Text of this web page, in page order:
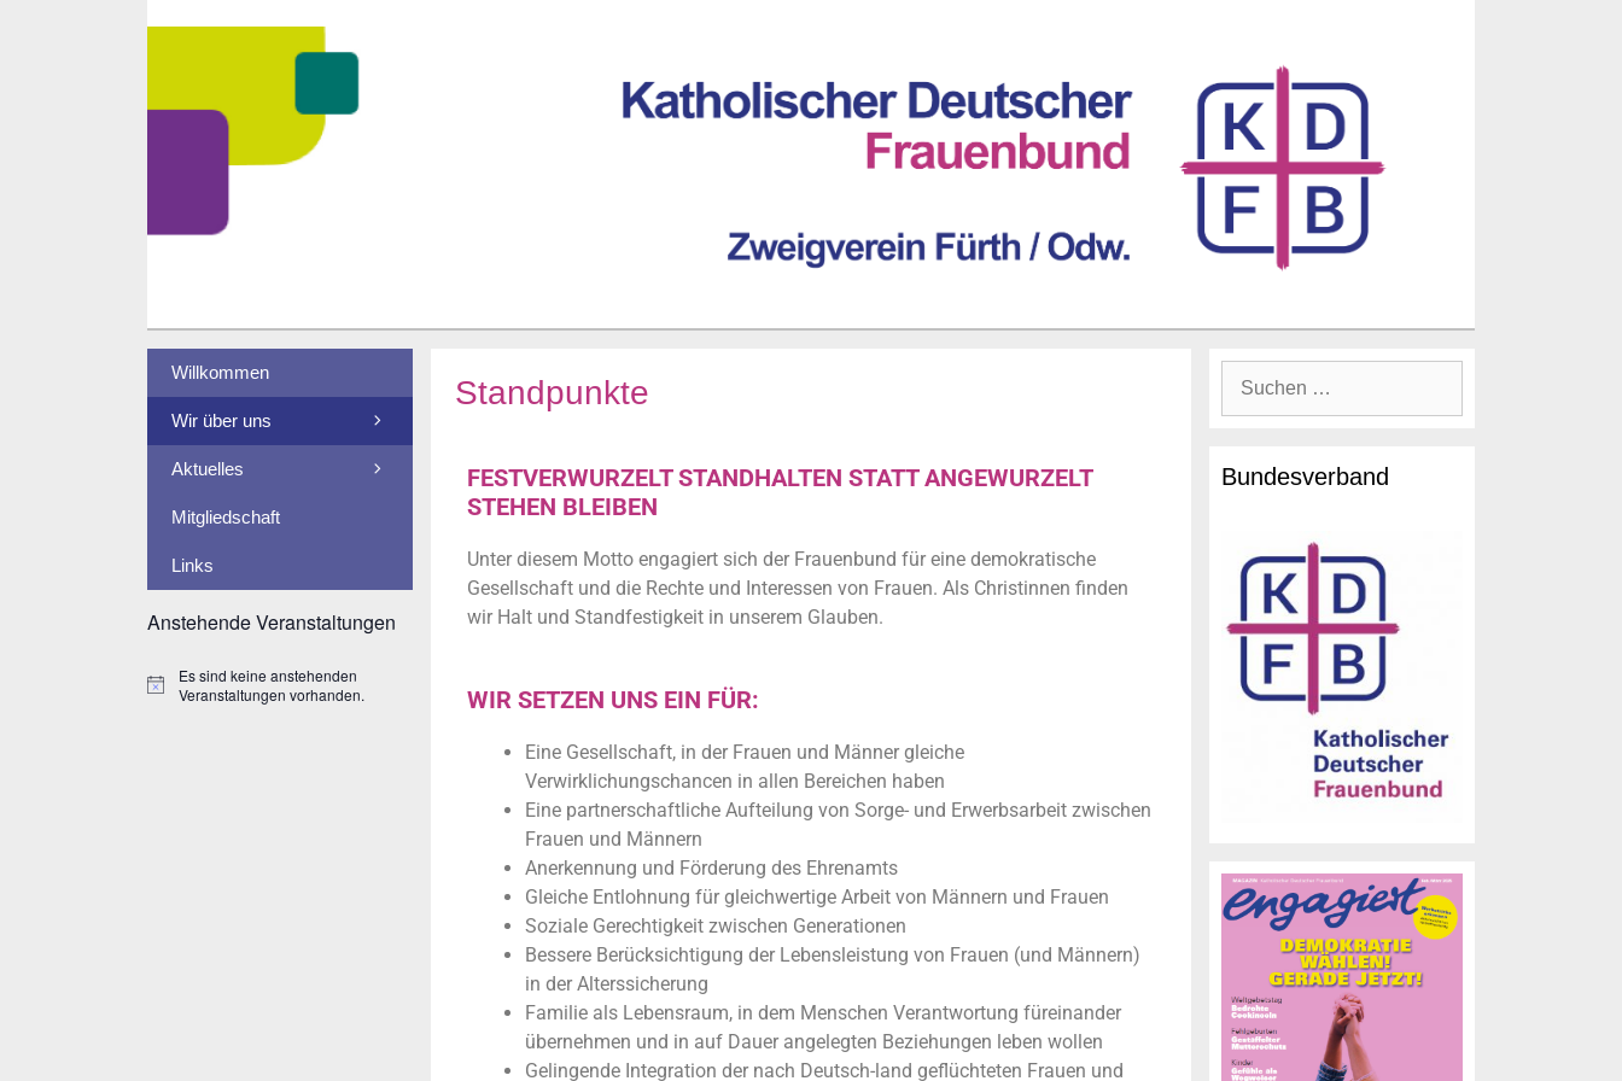
Standpunkte
FESTVERWURZELT STANDHALTEN STATT ANGEWURZELT
STEHEN BLEIBEN
Unter diesem Motto engagiert sich der Frauenbund für eine demokratische
Gesellschaft und die Rechte und Interessen von Frauen. Als Christinnen finden
wir Halt und Standfestigkeit in unserem Glauben.
WIR SETZEN UNS EIN FÜR:
Eine Gesellschaft, in der Frauen und Männer gleiche
Verwirklichungschancen in allen Bereichen haben
Eine partnerschaftliche Aufteilung von Sorge- und Erwerbsarbeit zwischen
Frauen und Männern
Anerkennung und Förderung des Ehrenamts
Gleiche Entlohnung für gleichwertige Arbeit von Männern und Frauen
Soziale Gerechtigkeit zwischen Generationen
Bessere Berücksichtigung der Lebensleistung von Frauen (und Männern)
in der Alterssicherung
Familie als Lebensraum, in dem Menschen Verantwortung füreinander
übernehmen und in auf Dauer angelegten Beziehungen leben wollen
Gelingende Integration der nach Deutsch-land geflüchteten Frauen und
Willkommen
Wir über uns
Aktuelles
Mitgliedschaft
Links
Anstehende Veranstaltungen
H
Es sind keine anstehenden
Veranstaltungen vorhanden.
Bundesverband